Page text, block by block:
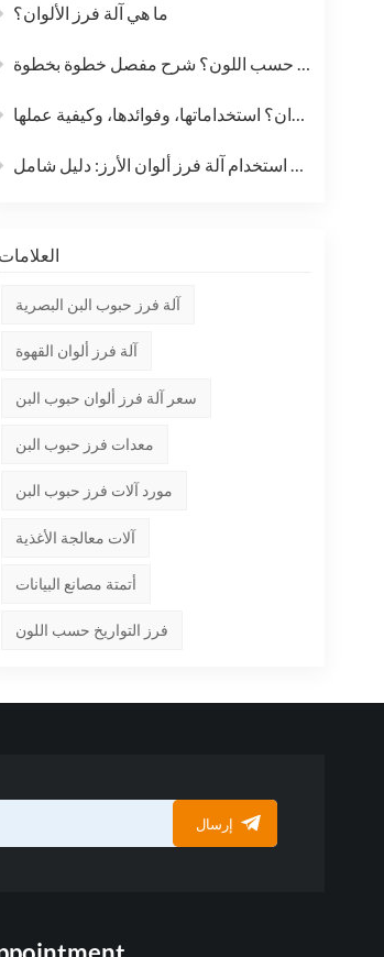
ما هي آلة فرز الألوان؟
كيف يعمل جهاز فرز الأرز حسب اللون؟ شرح مفصل خطوة بخطوة
ما هي آلة فرز الألوان؟ استخداماتها، وفوائدها، وكيفية عملها
كيفية استخدام آلة فرز ألوان الأرز: دليل شامل
العلامات
آلة فرز حبوب البن البصرية
آلة فرز ألوان القهوة
سعر آلة فرز ألوان حبوب البن
معدات فرز حبوب البن
مورد آلات فرز حبوب البن
آلات معالجة الأغذية
أتمتة مصانع البيانات
فرز التواريخ حسب اللون
إرسال